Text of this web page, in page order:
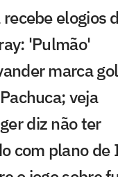
elogios
'Pulmão'
marca
veja
diz não ter
com plano